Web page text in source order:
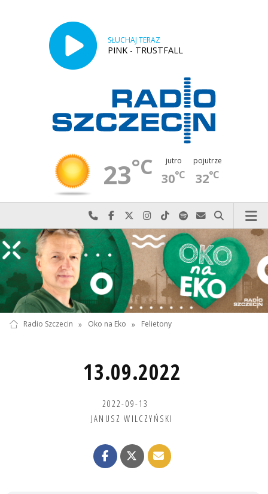
SŁUCHAJ TERAZ
PINK - TRUSTFALL
23°C jutro
30°C
pojutrze
32°C
Najlepiej po prostu do nas zadzwoń
Odwiedź nas na Facebook-u
Odwiedź nas na X
Odwiedź nas na Instagram-ie
Odwiedź nas na TikTok-u
Szukaj nas na Spotify
Wyślij do nas
Szukaj
Radio Szczecin » Oko na Eko » Felietony
13.09.2022
2022-09-13
JANUSZ WILCZYŃSKI